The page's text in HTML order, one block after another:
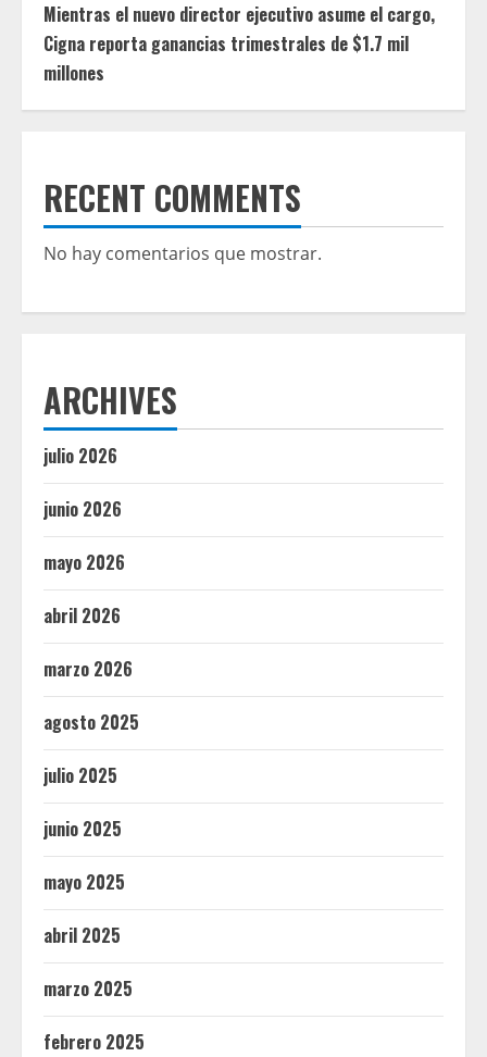
Mientras el nuevo director ejecutivo asume el cargo,
Cigna reporta ganancias trimestrales de $1.7 mil
millones
RECENT COMMENTS
No hay comentarios que mostrar.
ARCHIVES
julio 2026
junio 2026
mayo 2026
abril 2026
marzo 2026
agosto 2025
julio 2025
junio 2025
mayo 2025
abril 2025
marzo 2025
febrero 2025